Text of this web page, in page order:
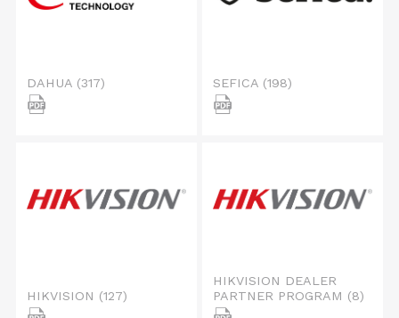
DAHUA (317) SEFICA (198)
HIKVISION (127)
HIKVISION DEALER
PARTNER PROGRAM (8)